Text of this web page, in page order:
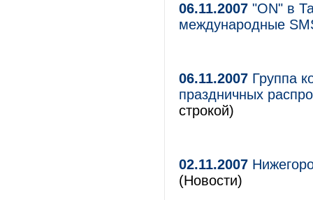
06.11.2007 "ON" в
международные
06.11.2007 Группа
праздничных
строкой)
02.11.2007
(Новости)